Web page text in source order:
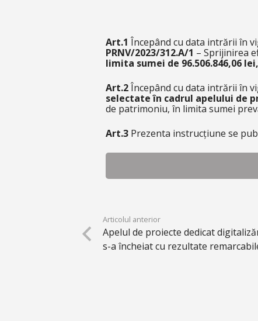
Art.1 Începând cu data intrării în
PRNV/2023/312.A/1 – Sprijinirea
limita sumei de 96.506.846,06 lei,
Art.2Începând cu data intrării în
selectate în cadrul apelului de
de patrimoniu, în limita sumei
Art.3 Prezenta instrucțiune se
Articolul anterior
Apelul de proiecte dedicat
s-a încheiat cu rezultate